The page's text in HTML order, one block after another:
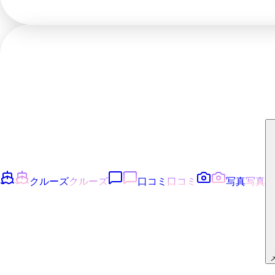
クルーズクルーズ 口コミ 口コミ 写真写真